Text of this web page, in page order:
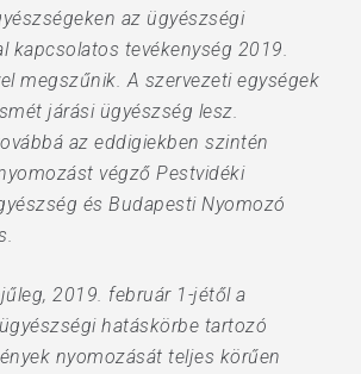
az ügyészségi
kapcsolatos tevékenység 2019.
megszűnik. A szervezeti egységek
járási ügyészség lesz.
az eddigiekben szintén
végző Pestvidéki
és Budapesti Nyomozó
2019. február 1-jétől a
hatáskörbe tartozó
nyomozását teljes körűen